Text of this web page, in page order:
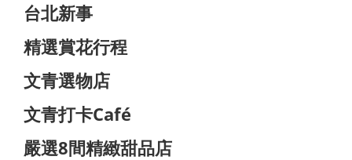
台北新事
精選賞花行程
文青選物店
文青打卡Café
嚴選8間精緻甜品店